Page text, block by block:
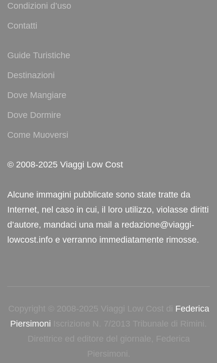
Condizioni d’uso
Contatti
Guide Turistiche
Destinazioni
Dove Mangiare
Dove Dormire
Come Muoversi
© 2008-2025 Viaggi Low Cost
Alcune immagini pubblicate sono state tratte da
Internet, nel caso in cui, il loro utilizzo, violasse diritti
d’autore, mandaci una mail a redazione@viaggi-
lowcost.info e verranno immediatamente rimosse.
Copyright © 2008-2025 Viaggi Low Cost di Federica
Piersimoni Iscrizione N. 7/2013 Tribunale di Rimini.
Direttrice ed editore del giornale, Federica
Piersimoni.